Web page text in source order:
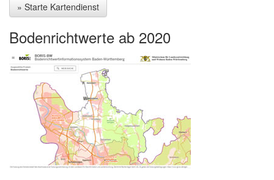
» Starte Kartendienst
Bodenrichtwerte ab 2020